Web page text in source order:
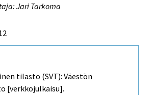
Jari Tarkoma
tilasto (SVT): Väestön
[verkkojulkaisu].